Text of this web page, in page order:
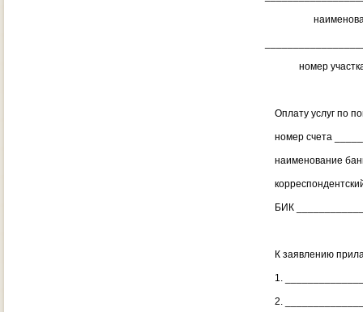
наименование
номер участка
Оплату услуг по
номер счета
наименование
БИК
К заявлению
1.
2.